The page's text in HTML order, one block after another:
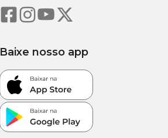
Baixe nosso app